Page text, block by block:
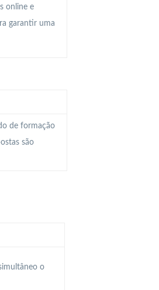
online e
garantir uma
de formação
são
o